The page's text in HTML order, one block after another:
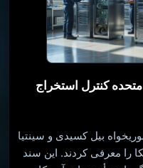
متحده کنترل استخراج
جمهوریخواه بیل کسیدی و سینتیا
را معرفی کردند. این سند